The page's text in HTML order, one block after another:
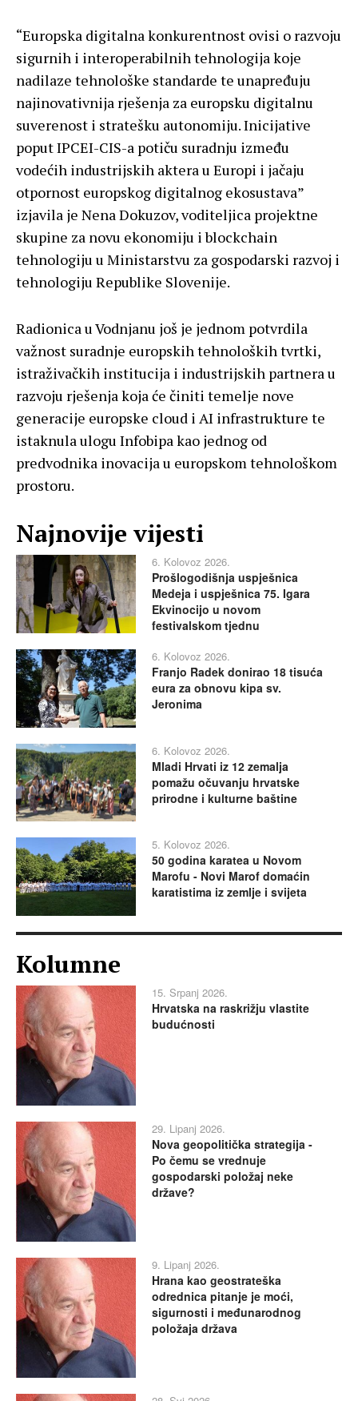
“Europska digitalna konkurentnost ovisi o razvoju
sigurnih i interoperabilnih tehnologija koje
nadilaze tehnološke standarde te unapređuju
najinovativnija rješenja za europsku digitalnu
suverenost i stratešku autonomiju. Inicijative
poput IPCEI-CIS-a potiču suradnju između
vodećih industrijskih aktera u Europi i jačaju
otpornost europskog digitalnog ekosustava”
izjavila je Nena Dokuzov, voditeljica projektne
skupine za novu ekonomiju i blockchain
tehnologiju u Ministarstvu za gospodarski razvoj i
tehnologiju Republike Slovenije.
Radionica u Vodnjanu još je jednom potvrdila
važnost suradnje europskih tehnoloških tvrtki,
istraživačkih institucija i industrijskih partnera u
razvoju rješenja koja će činiti temelje nove
generacije europske cloud i AI infrastrukture te
istaknula ulogu Infobipa kao jednog od
predvodnika inovacija u europskom tehnološkom
prostoru.
Najnovije vijesti
6. Kolovoz 2026.
Prošlogodišnja uspješnica
Medeja i uspješnica 75. Igara
Ekvinocijo u novom
festivalskom tjednu
6. Kolovoz 2026.
Franjo Radek donirao 18 tisuća
eura za obnovu kipa sv.
Jeronima
6. Kolovoz 2026.
Mladi Hrvati iz 12 zemalja
pomažu očuvanju hrvatske
prirodne i kulturne baštine
5. Kolovoz 2026.
50 godina karatea u Novom
Marofu - Novi Marof domaćin
karatistima iz zemlje i svijeta
Kolumne
15. Srpanj 2026.
Hrvatska na raskrižju vlastite
budućnosti
29. Lipanj 2026.
Nova geopolitička strategija -
Po čemu se vrednuje
gospodarski položaj neke
države?
9. Lipanj 2026.
Hrana kao geostrateška
odrednica pitanje je moći,
sigurnosti i međunarodnog
položaja država